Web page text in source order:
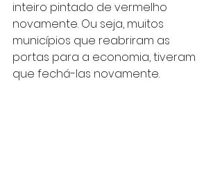
inteiro pintado de vermelho
novamente. Ou seja, muitos
municípios que reabriram as
portas para a economia, tiveram
que fechá-las novamente.